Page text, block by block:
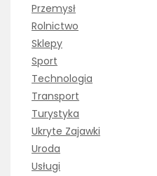
Przemysł
Rolnictwo
Sklepy
Sport
Technologia
Transport
Turystyka
Ukryte Zajawki
Uroda
Usługi